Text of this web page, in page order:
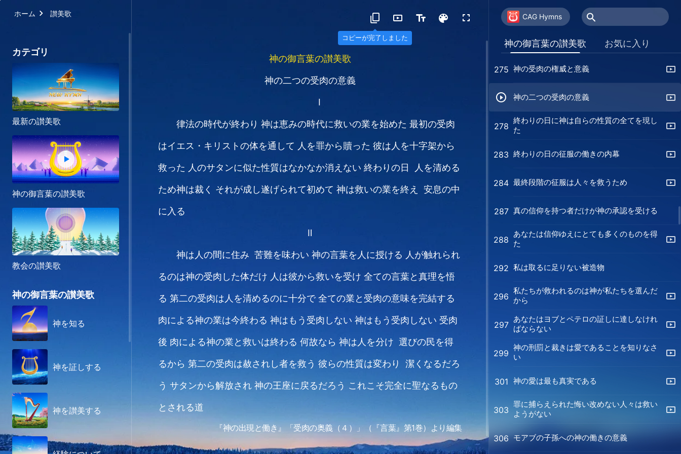
ホーム 讃美歌
コピーが完了しました
カテゴリ
最新の讃美歌
神の御言葉の讃美歌
教会の讃美歌
神の御言葉の讃美歌
神を知る
神を証しする
神を讃美する
神の御言葉の讃美歌
神の二つの受肉の意義
Ⅰ
律法の時代が終わり 神は恵みの時代に救いの業を始めた 最初の受肉
はイエス・キリストの体を通して 人を罪から贖った 彼は人を十字架から
救った 人のサタンに似た性質はなかなか消えない 終わりの日 人を清める
ため神は裁く それが成し遂げられて初めて 神は救いの業を終え 安息の中
に入る
Ⅱ
神は人の間に住み 苦難を味わい 神の言葉を人に授ける 人が触れられ
るのは神の受肉した体だけ 人は彼から救いを受け 全ての言葉と真理を悟
る 第二の受肉は人を清めるのに十分で全ての業と受肉の意味を完結する
肉による神の業は今終わる 神はもう受肉しない 神はもう受肉しない 受肉
後 肉による神の業と救いは終わる 何故なら 神は人を分け 選びの民を得
るから 第二の受肉は赦されし者を救う 彼らの性質は変わり 潔くなるだろ
う サタンから解放され 神の王座に戻るだろう これこそ完全に聖なるもの
とされる道
『神の出現と働き』「受肉の奥義（４）」（『言葉』第1巻）より編集
CAG Hymns
神の御言葉の讃美歌 お気に入り
272
終わりの日の働きは主に人間にいのちを与
えるため
274 る
275 神の受肉の権威と意義
神の二つの受肉の意義
278
終わりの日に神は自らの性質の全てを現し
た
283 終わりの日の征服の働きの内幕
284 最終段階の征服は人々を救うため
287 真の信仰を持つ者だけが神の承認を受ける
288
あなたは信仰ゆえにとても多くのものを得
た
292 私は取るに足りない被造物
296
私たちが救われるのは神が私たちを選んだ
から
297
あなたはヨブとペテロの証しに達しなけれ
ばならない
299
神の刑罰と裁きは愛であることを知りなさ
い
301 神の愛は最も真実である
303
罪に捕らえられた悔い改めない人々は救い
ようがない
306 モアブの子孫への神の働きの意義